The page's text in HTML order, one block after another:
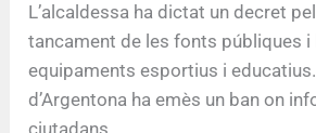
L’alcaldessa ha dictat un decret
tancament de les fonts públiques i
equipaments esportius i educatius.
d’Argentona ha emès un ban on